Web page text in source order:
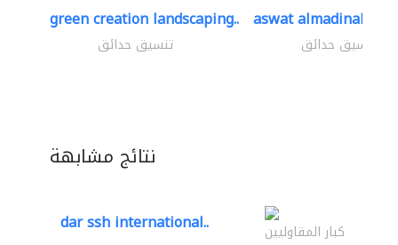
green creation landscaping..
تنسيق حدائق
aswat almadinah
تنسيق حدائق
نتائج مشابهة
dar ssh international.. كبار المقاوليين